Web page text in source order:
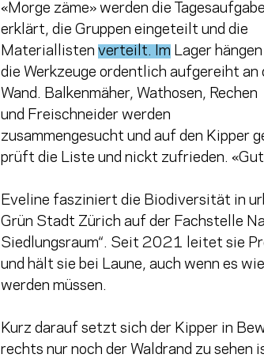
«Morge zäme» werden die
erklärt, die Gruppen eingeteilt und die
Materiallisten verteilt. Im Lager hängen
die Werkzeuge ordentlich aufgereiht an
Wand. Balkenmäher, Wathosen, Rechen
und Freischneider werden
zusammengesucht und auf den Kipper
prüft die Liste und nickt zufrieden.
Eveline fasziniert die Biodiversität in
Grün Stadt Zürich auf der Fachstelle
Siedlungsraum“. Seit 2021 leitet sie
und hält sie bei Laune, auch wenn es
werden müssen.
Kurz darauf setzt sich der Kipper in
rechts nur noch der Waldrand zu